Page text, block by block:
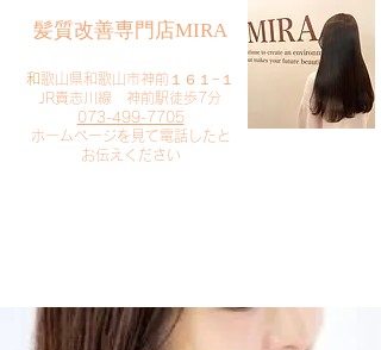
​髪質改善専門店MIRA
​和歌山県和歌山市神前１６１−１
JR貴志川線 神前駅徒歩7分
073-499-7705
​ホームページを見て電話したと
お伝えください